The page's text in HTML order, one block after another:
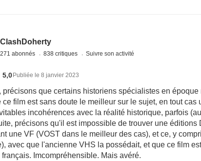
ClashDoherty
271 abonnés 838 critiques Suivre son activité
5,0Publiée le 8 janvier 2023
précisons que certains historiens spécialistes en
ce film est sans doute le meilleur sur le sujet, en tout cas
incohérences avec la réalité historique, parfois
précisons qu'il est impossible de trouver une éditions
une VF (VOST dans le meilleur des cas), et ce, y
avec que l'ancienne VHS la possédait, et que ce film
Imcompréhensible. Mais avéré.